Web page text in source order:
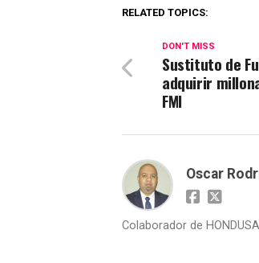
RELATED TOPICS:
DON'T MISS
Sustituto de
adquirir
FMI
Oscar
Colaborador de